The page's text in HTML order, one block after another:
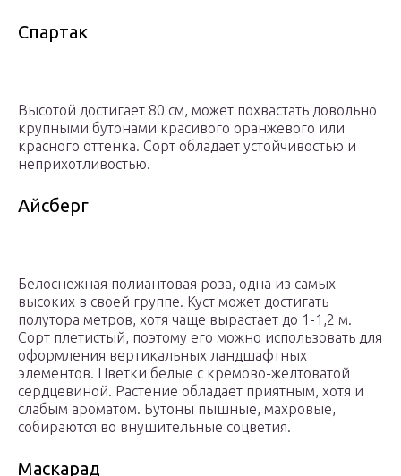
Спартак
Высотой достигает 80 см, может похвастать довольно
крупными бутонами красивого оранжевого или
красного оттенка. Сорт обладает устойчивостью и
неприхотливостью.
Айсберг
Белоснежная полиантовая роза, одна из самых
высоких в своей группе. Куст может достигать
полутора метров, хотя чаще вырастает до 1-1,2 м.
Сорт плетистый, поэтому его можно использовать для
оформления вертикальных ландшафтных
элементов. Цветки белые с кремово-желтоватой
сердцевиной. Растение обладает приятным, хотя и
слабым ароматом. Бутоны пышные, махровые,
собираются во внушительные соцветия.
Маскарад